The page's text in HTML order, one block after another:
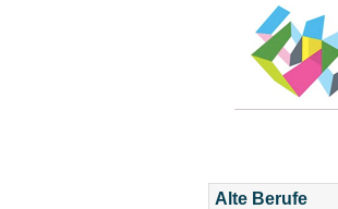
Alte Berufe